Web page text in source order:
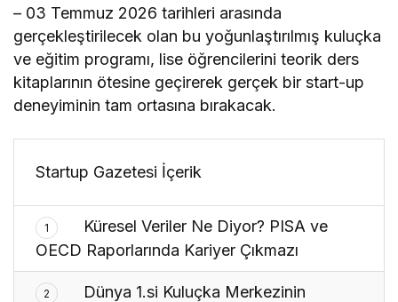
– 03 Temmuz 2026 tarihleri arasında
gerçekleştirilecek olan bu yoğunlaştırılmış kuluçka
ve eğitim programı, lise öğrencilerini teorik ders
kitaplarının ötesine geçirerek gerçek bir start-up
deneyiminin tam ortasına bırakacak.
Startup Gazetesi İçerik
1
Küresel Veriler Ne Diyor? PISA ve
OECD Raporlarında Kariyer Çıkmazı
2
Dünya 1.si Kuluçka Merkezinin